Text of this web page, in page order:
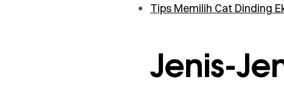
Tips Memilih Cat Dinding
Jenis-